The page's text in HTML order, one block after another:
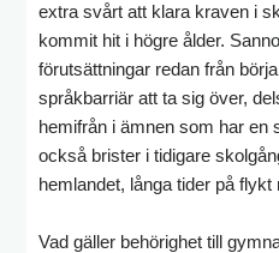
extra svårt att klara kraven i
kommit hit i högre ålder.
förutsättningar redan från
språkbarriär att ta sig över,
hemifrån i ämnen som har en
också brister i tidigare
hemlandet, långa tider på flykt
Vad gäller behörighet till